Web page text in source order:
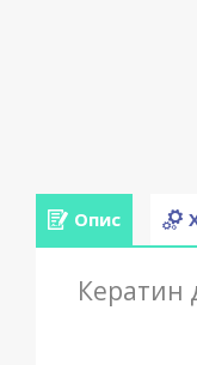
Опис
Кератин